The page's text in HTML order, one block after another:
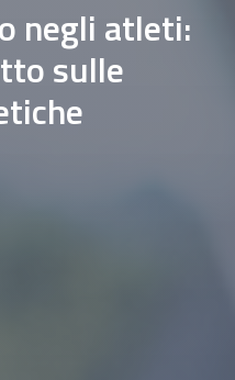
negli atleti:
sulle